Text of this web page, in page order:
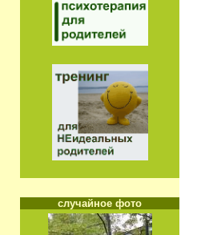
случайное фото